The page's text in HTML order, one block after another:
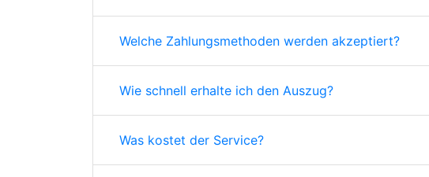
Welche Zahlungsmethoden werden akzeptiert?
Wie schnell erhalte ich den Auszug?
Was kostet der Service?